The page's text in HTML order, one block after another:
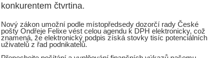
konkurentem čtvrtina.
Nový zákon umožní podle místopředsedy dozorčí rady České
pošty Ondřeje Felixe vést celou agendu k DPH elektronicky, což
znamená, že elektronický podpis získá stovky tisíc potenciálních
uživatelů z řad podnikatelů.